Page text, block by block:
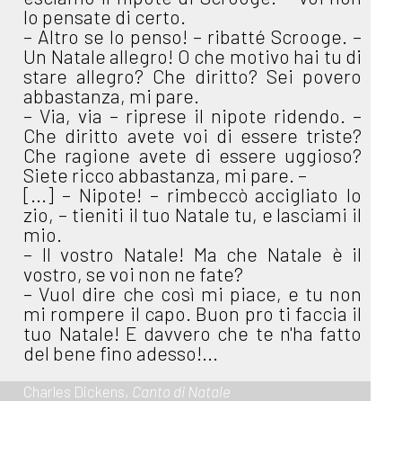
lo pensate di certo.
– Altro se lo penso! – ribatté Scrooge. –
Un Natale allegro! O che motivo hai tu di
stare allegro? Che diritto? Sei povero
abbastanza, mi pare.
– Via, via – riprese il nipote ridendo. –
Che diritto avete voi di essere triste?
Che ragione avete di essere uggioso?
Siete ricco abbastanza, mi pare. –
[...] – Nipote! – rimbeccò accigliato lo
zio, – tieniti il tuo Natale tu, e lasciami il
mio.
– Il vostro Natale! Ma che Natale è il
vostro, se voi non ne fate?
– Vuol dire che così mi piace, e tu non
mi rompere il capo. Buon pro ti faccia il
tuo Natale! E davvero che te n'ha fatto
del bene fino adesso!...
Charles Dickens, Canto di Natale